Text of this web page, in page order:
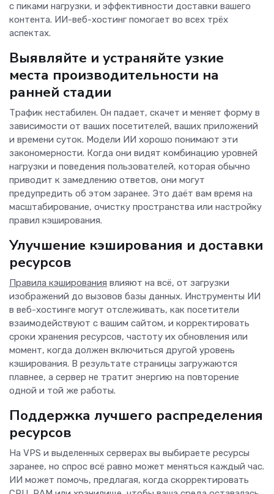
с пиками нагрузки, и эффективности доставки вашего
контента. ИИ-веб-хостинг помогает во всех трёх
аспектах.
Выявляйте и устраняйте узкие
места производительности на
ранней стадии
Трафик нестабилен. Он падает, скачет и меняет форму в
зависимости от ваших посетителей, ваших приложений
и времени суток. Модели ИИ хорошо понимают эти
закономерности. Когда они видят комбинацию уровней
нагрузки и поведения пользователей, которая обычно
приводит к замедлению ответов, они могут
предупредить об этом заранее. Это даёт вам время на
масштабирование, очистку пространства или настройку
правил кэширования.
Улучшение кэширования и доставки
ресурсов
Правила кэширования влияют на всё, от загрузки
изображений до вызовов базы данных. Инструменты ИИ
в веб-хостинге могут отслеживать, как посетители
взаимодействуют с вашим сайтом, и корректировать
сроки хранения ресурсов, частоту их обновления или
момент, когда должен включиться другой уровень
кэширования. В результате страницы загружаются
плавнее, а сервер не тратит энергию на повторение
одной и той же работы.
Поддержка лучшего распределения
ресурсов
На VPS и выделенных серверах вы выбираете ресурсы
заранее, но спрос всё равно может меняться каждый час.
ИИ может помочь, предлагая, когда скорректировать